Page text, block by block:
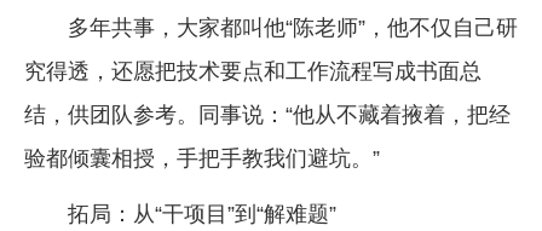
多年共事，大家都叫他“陈老师”，他不仅自己研
究得透，还愿把技术要点和工作流程写成书面总
结，供团队参考。同事说：“他从不藏着掖着，把经
验都倾囊相授，手把手教我们避坑。”
拓局：从“干项目”到“解难题”